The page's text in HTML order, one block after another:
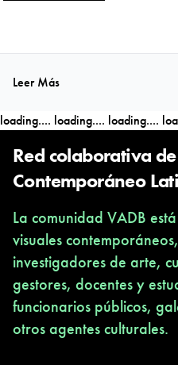
Leer Más
loading.... loading.... loading....
Red colaborativa
Contemporáneo
La comunidad VADB
visuales
investigadores de arte,
gestores, docentes y
funcionarios públicos,
otros agentes culturales.